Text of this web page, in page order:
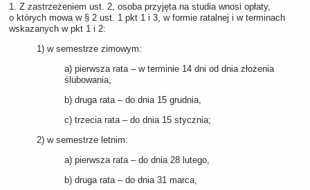
1. Z zastrzeżeniem ust. 2, osoba przyjęta na studia wnosi opłaty,
o których mowa w § 2 ust. 1 pkt 1 i 3, w formie ratalnej i w terminach
wskazanych w pkt 1 i 2:
1) w semestrze zimowym:
a) pierwsza rata – w terminie 14 dni od dnia złożenia
ślubowania,
b) druga rata – do dnia 15 grudnia,
c) trzecia rata – do dnia 15 stycznia;
2) w semestrze letnim:
a) pierwsza rata – do dnia 28 lutego,
b) druga rata – do dnia 31 marca,